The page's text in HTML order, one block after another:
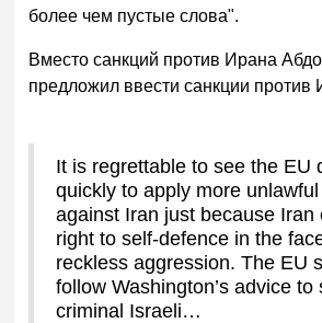
более чем пустые слова".
Вместо санкций против Ирана
предложил ввести санкции против
It is regrettable to see the EU
quickly to apply more
against Iran just because Iran
right to self-defence in the
reckless aggression. The EU
follow Washington’s advice to
criminal Israeli…